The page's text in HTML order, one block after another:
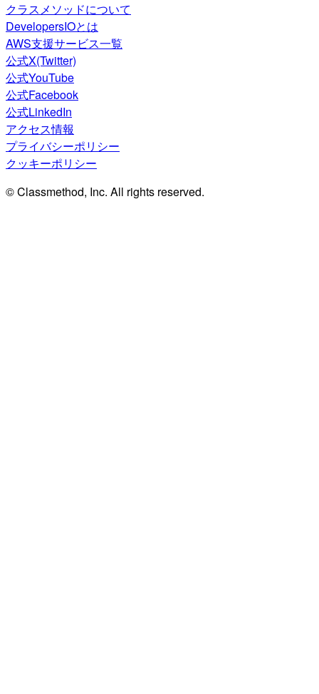
クラスメソッドについて
DevelopersIOとは
AWS支援サービス一覧
公式X(Twitter)
公式YouTube
公式Facebook
公式LinkedIn
アクセス情報
プライバシーポリシー
クッキーポリシー
© Classmethod, Inc. All rights reserved.